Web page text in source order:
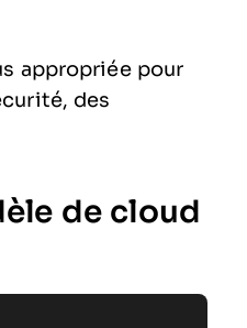
appropriée pour
des
de cloud